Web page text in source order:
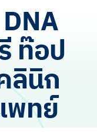
ท๊อป
ลินิก
พทย์